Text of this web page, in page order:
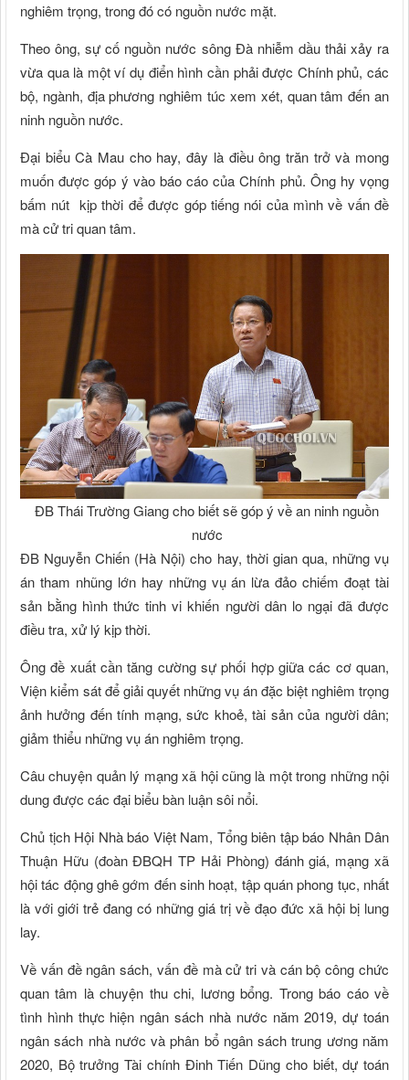
nghiêm trọng, trong đó có nguồn nước mặt.
Theo ông, sự cố nguồn nước sông Đà nhiễm dầu thải xảy ra
vừa qua là một ví dụ điển hình cần phải được Chính phủ, các
bộ, ngành, địa phương nghiêm túc xem xét, quan tâm đến an
ninh nguồn nước.
Đại biểu Cà Mau cho hay, đây là điều ông trăn trở và mong
muốn được góp ý vào báo cáo của Chính phủ. Ông hy vọng
bấm nút kịp thời để được góp tiếng nói của mình về vấn đề
mà cử tri quan tâm.
ĐB Thái Trường Giang cho biết sẽ góp ý về an ninh nguồn
nước
ĐB Nguyễn Chiến (Hà Nội) cho hay, thời gian qua, những vụ
án tham nhũng lớn hay những vụ án lừa đảo chiếm đoạt tài
sản bằng hình thức tinh vi khiến người dân lo ngại đã được
điều tra, xử lý kịp thời.
Ông đề xuất cần tăng cường sự phối hợp giữa các cơ quan,
Viện kiểm sát để giải quyết những vụ án đặc biệt nghiêm trọng
ảnh hưởng đến tính mạng, sức khoẻ, tài sản của người dân;
giảm thiểu những vụ án nghiêm trọng.
Câu chuyện quản lý mạng xã hội cũng là một trong những nội
dung được các đại biểu bàn luận sôi nổi.
Chủ tịch Hội Nhà báo Việt Nam, Tổng biên tập báo Nhân Dân
Thuận Hữu (đoàn ĐBQH TP Hải Phòng) đánh giá, mạng xã
hội tác động ghê gớm đến sinh hoạt, tập quán phong tục, nhất
là với giới trẻ đang có những giá trị về đạo đức xã hội bị lung
lay.
Về vấn đề ngân sách, vấn đề mà cử tri và cán bộ công chức
quan tâm là chuyện thu chi, lương bổng. Trong báo cáo về
tình hình thực hiện ngân sách nhà nước năm 2019, dự toán
ngân sách nhà nước và phân bổ ngân sách trung ương năm
2020, Bộ trưởng Tài chính Đinh Tiến Dũng cho biết, dự toán